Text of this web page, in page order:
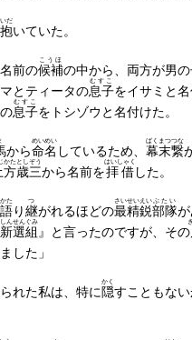
抱
いだ
いていた。
前の候補
こうほ
の中から、両方が男
とティータの息子
むすこ
をイサミと
息子
むすこ
をトシゾウと名付けた。
から命名
めいめい
しているため、 幕末
ばくまつ
繋
つな
方
かた
歳三
としぞう
から名前を拝借
はいしゃく
した。
語
かた
り継
つ
がれるほどの最精鋭
さいせいえい
部隊
ぶたい
新選組
しんせんぐみ
』と言ったのですが、その
した」
れた私は、特に隠
かく
すこともない